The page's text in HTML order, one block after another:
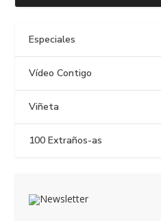
Especiales
Vídeo Contigo
Viñeta
100 Extraños-as